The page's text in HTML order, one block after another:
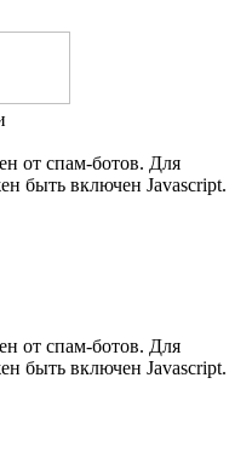
от спам-ботов. Для
быть включен Javascript.
от спам-ботов. Для
быть включен Javascript.